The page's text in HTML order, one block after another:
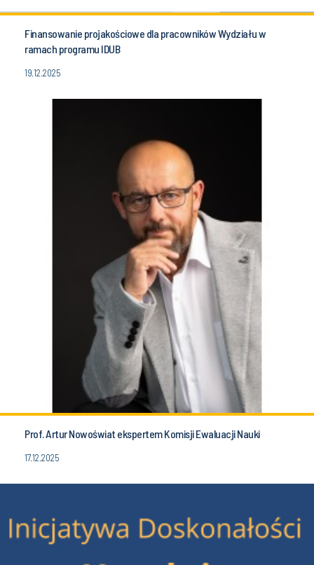
Finansowanie projakościowe dla pracowników Wydziału w
ramach programu IDUB
19.12.2025
Prof. Artur Nowoświat ekspertem Komisji Ewaluacji Nauki
17.12.2025